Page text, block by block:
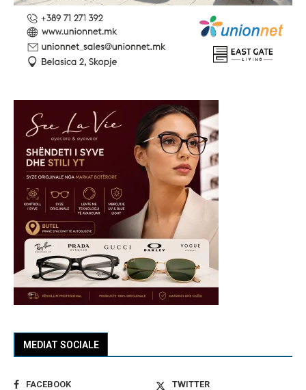
MEDIAT SOCIALE
FACEBOOK
TWITTER